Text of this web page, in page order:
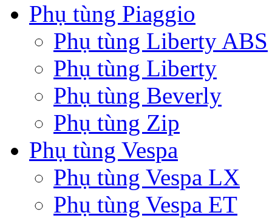
Phụ tùng Piaggio
Phụ tùng Liberty ABS
Phụ tùng Liberty
Phụ tùng Beverly
Phụ tùng Zip
Phụ tùng Vespa
Phụ tùng Vespa LX
Phụ tùng Vespa ET